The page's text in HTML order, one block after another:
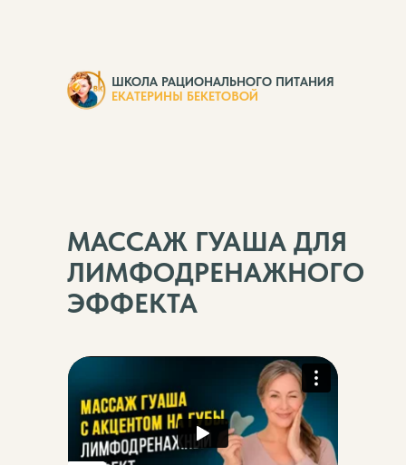
МАССАЖ ГУАША ДЛЯ
ЛИМФОДРЕНАЖНОГО
ЭФФЕКТА
ШКОЛА РАЦИОНАЛЬНОГО ПИТАНИЯ
ЕКАТЕРИНЫ БЕКЕТОВОЙ